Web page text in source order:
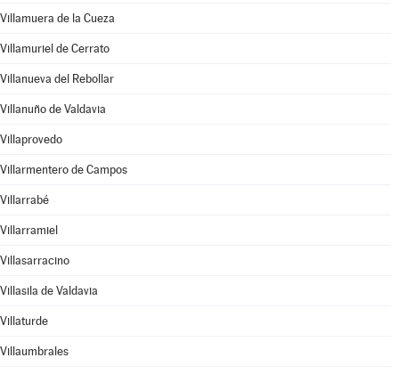
Villamuera de la Cueza
Villamuriel de Cerrato
Villanueva del Rebollar
Villanuño de Valdavia
Villaprovedo
Villarmentero de Campos
Villarrabé
Villarramiel
Villasarracino
Villasila de Valdavia
Villaturde
Villaumbrales